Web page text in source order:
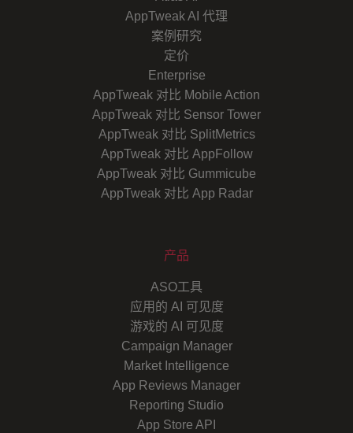
AppTweak AI 代理
案例研究
定价
Enterprise
AppTweak 对比 Mobile Action
AppTweak 对比 Sensor Tower
AppTweak 对比 SplitMetrics
AppTweak 对比 AppFollow
AppTweak 对比 Gummicube
AppTweak 对比 App Radar
产品
ASO工具
应用的 AI 可见度
游戏的 AI 可见度
Campaign Manager
Market Intelligence
App Reviews Manager
Reporting Studio
App Store API